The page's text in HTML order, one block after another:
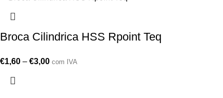
Broca Cilindrica HSS Rpoint Teq
€1,60 – €3,00 com IVA